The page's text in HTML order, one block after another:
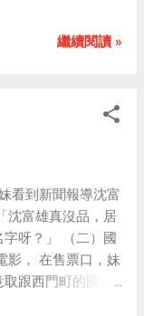
繼續閱讀 »
看到新聞報導沈富
沈富雄真沒品，居
呀？」 （二）國
影， 在售票口，妹
跟西門町的國賓